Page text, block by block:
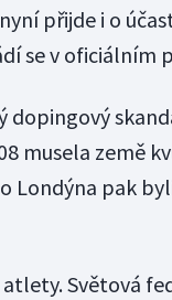
přijde i o
se v oficiálním
dopingový
musela země
Londýna pak
Světová